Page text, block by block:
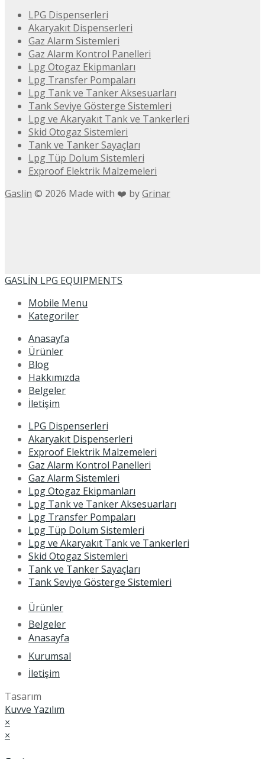
LPG Dispenserleri
Akaryakıt Dispenserleri
Gaz Alarm Sistemleri
Gaz Alarm Kontrol Panelleri
Lpg Otogaz Ekipmanları
Lpg Transfer Pompaları
Lpg Tank ve Tanker Aksesuarları
Tank Seviye Gösterge Sistemleri
Lpg ve Akaryakıt Tank ve Tankerleri
Skid Otogaz Sistemleri
Tank ve Tanker Sayaçları
Lpg Tüp Dolum Sistemleri
Exproof Elektrik Malzemeleri
Gaslin © 2026 Made with ❤️ byGrinar
GASLİN LPG EQUIPMENTS
Mobile Menu
Kategoriler
Anasayfa
Ürünler
Blog
Hakkımızda
Belgeler
İletişim
LPG Dispenserleri
Akaryakıt Dispenserleri
Exproof Elektrik Malzemeleri
Gaz Alarm Kontrol Panelleri
Gaz Alarm Sistemleri
Lpg Otogaz Ekipmanları
Lpg Tank ve Tanker Aksesuarları
Lpg Transfer Pompaları
Lpg Tüp Dolum Sistemleri
Lpg ve Akaryakıt Tank ve Tankerleri
Skid Otogaz Sistemleri
Tank ve Tanker Sayaçları
Tank Seviye Gösterge Sistemleri
Ürünler
Belgeler
Anasayfa
Kurumsal
İletişim
Tasarım
Kuvve Yazılım
×
×